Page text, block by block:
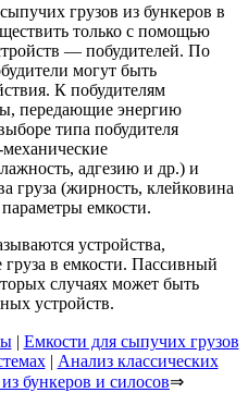
грузов из бункеров в
только с помощью
— побудителей. По
могут быть
К побудителям
передающие энергию
типа побудителя
адгезию и др.) и
груза (жирность, клейковина
емкости.
устройства,
в емкости. Пассивный
случаях может быть
устройств.
| Емкости для сыпучих грузов
| Анализ классических
бункеров и силосов⇒